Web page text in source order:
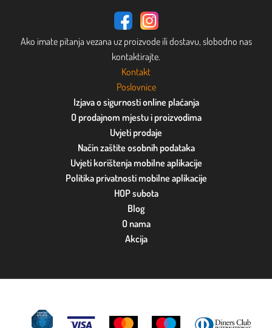
Ako imate pitanja vezana uz proizvode ili dostavu, slobodno nas
kontaktirajte.
Kontakt
Poslovnice
Izjava o sigurnosti online plaćanja
O prodajnom mjestu i proizvodima
Uvjeti prodaje
Način zaštite osobnih podataka
Uvjeti korištenja mobilne aplikacije
Politika privatnosti mobilne aplikacije
HOP subota
Blog
O nama
Akcija